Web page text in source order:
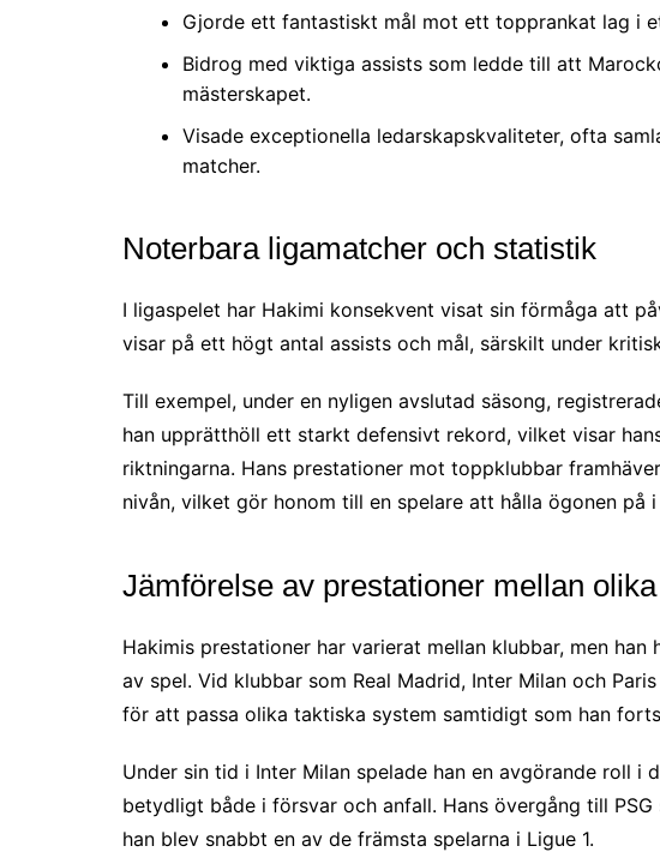
Gjorde ett fantastiskt mål mot ett topprankat lag i
Bidrog med viktiga assists som ledde till att
mästerskapet.
Visade exceptionella ledarskapskvaliteter, ofta
matcher.
Noterbara ligamatcher och statistik
I ligaspelet har Hakimi konsekvent visat sin förmåga att
visar på ett högt antal assists och mål, särskilt under
Till exempel, under en nyligen avslutad säsong,
han upprätthöll ett starkt defensivt rekord, vilket visar
riktningarna. Hans prestationer mot toppklubbar
nivån, vilket gör honom till en spelare att hålla ögonen på
Jämförelse av prestationer mellan
Hakimis prestationer har varierat mellan klubbar, men
av spel. Vid klubbar som Real Madrid, Inter Milan och
för att passa olika taktiska system samtidigt som han
Under sin tid i Inter Milan spelade han en avgörande roll i
betydligt både i försvar och anfall. Hans övergång till
han blev snabbt en av de främsta spelarna i Ligue 1.